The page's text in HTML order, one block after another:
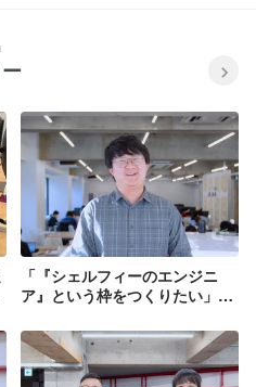
「『シェルフィーのエンジニ
ア』という枠をつくりたい」22